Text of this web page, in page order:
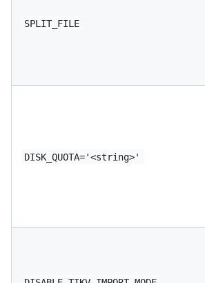
SPLIT_FILE
DISK_QUOTA='<string>'